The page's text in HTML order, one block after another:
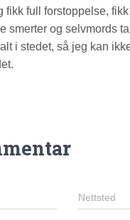
fikk full forstoppelse,
smerter og selvmords
i stedet, så jeg kan
Nettsted